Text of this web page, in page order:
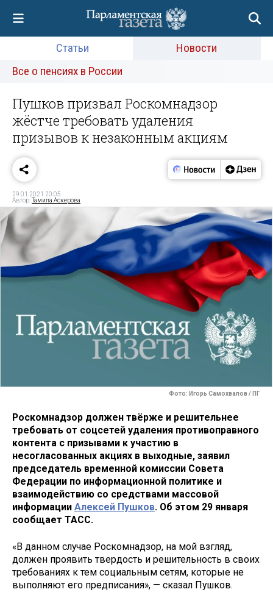
Статьи
Новости
Все о пенсиях в России
Пушков призвал Роскомнадзор
жёстче требовать удаления
призывов к незаконным акциям
29.01.2021 20:05
Автор:Тамила Аскерова
Фото: Игорь Самохвалов / ПГ
Роскомнадзор должен твёрже и решительнее
требовать от соцсетей удаления противоправного
контента с призывами к участию в
несогласованных акциях в выходные, заявил
председатель временной комиссии Совета
Федерации по информационной политике и
взаимодействию со средствами массовой
информации Алексей Пушков. Об этом 29 января
сообщает ТАСС.
«В данном случае Роскомнадзор, на мой взгляд,
должен проявить твердость и решительность в своих
требованиях к тем социальным сетям, которые не
выполняют его предписания», — сказал Пушков.